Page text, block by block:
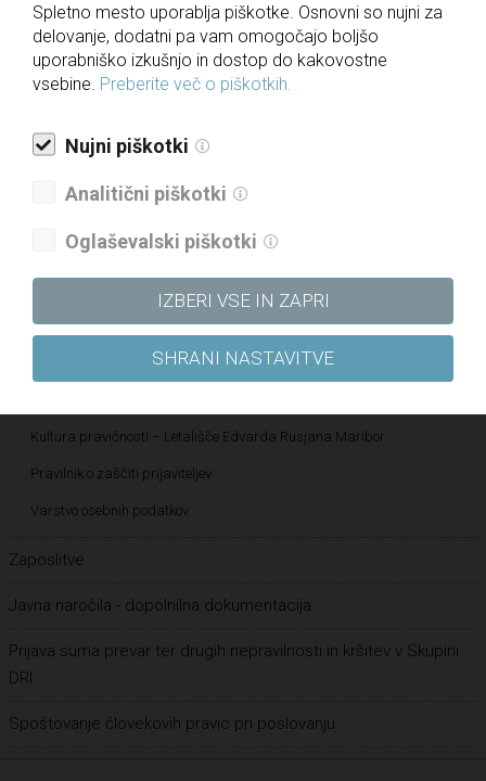
Politika upravljanja družbe
Politika raznolikosti družbe
Politika kakovosti
Katalog informacij javnega značaja
Pravilnik o sponzorstvih in donacijah
Vloga za dodelitev donatorskih sredstev
Kultura pravičnosti – Letališče Edvarda Rusjana Maribor
Pravilnik o zaščiti prijaviteljev
Varstvo osebnih podatkov
Zaposlitve
Javna naročila - dopolnilna dokumentacija
Prijava suma prevar ter drugih nepravilnosti in kršitev v Skupini
DRI
Spoštovanje človekovih pravic pri poslovanju
Spletno mesto uporablja piškotke. Osnovni so nujni za
delovanje, dodatni pa vam omogočajo boljšo
uporabniško izkušnjo in dostop do kakovostne
vsebine. Preberite več o piškotkih.
Nujni piškotki
Analitični piškotki
Oglaševalski piškotki
IZBERI VSE IN ZAPRI
SHRANI NASTAVITVE